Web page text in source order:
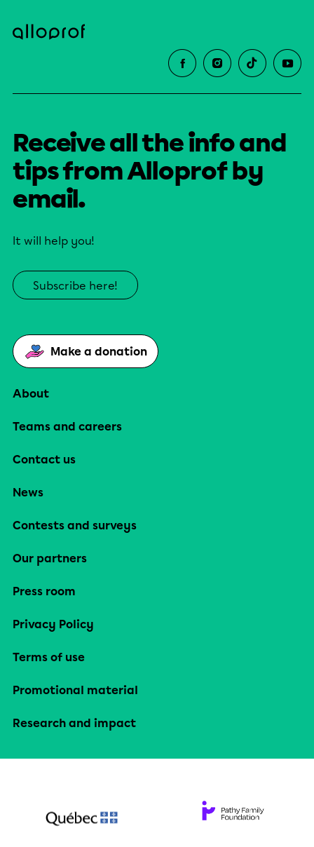
Receive all the info and
tips from Alloprof by
email.
It will help you!
Subscribe here!
Make a donation
About
Teams and careers
Contact us
News
Contests and surveys
Our partners
Press room
Privacy Policy
Terms of use
Promotional material
Research and impact